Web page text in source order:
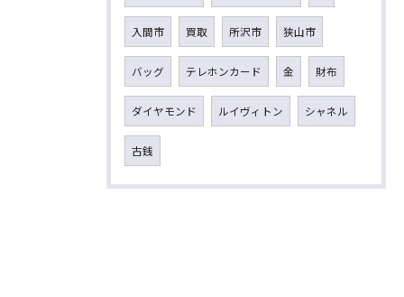
入間市 買取 所沢市 狭山市
バッグ テレホンカード 金 財布
ダイヤモンド ルイヴィトン シャネル
古銭